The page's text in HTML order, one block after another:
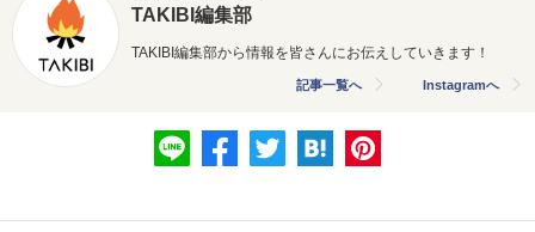
TAKIBI編集部
TAKIBI編集部から情報を皆さんにお伝えしていきます！
記事一覧へ Instagramへ